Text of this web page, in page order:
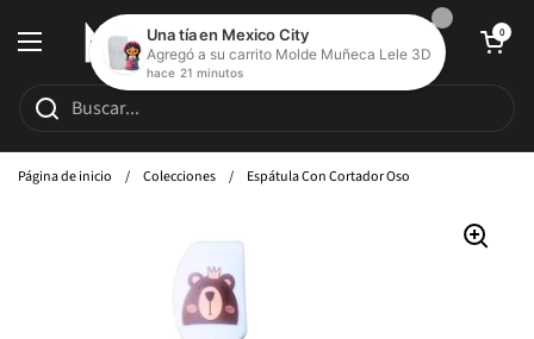
Abrir menú
Abrir carrito de
0
Página de inicio / Colecciones / Espátula Con Cortador Oso